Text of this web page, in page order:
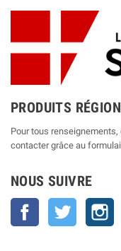
PRODUITS
Pour tous
contacter grâce au
NOUS SUIVRE
Facebook Twitter